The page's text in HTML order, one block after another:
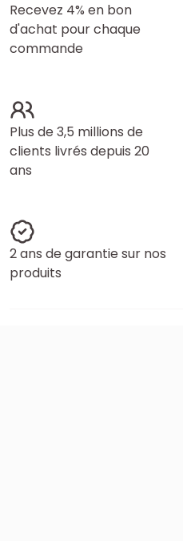
Recevez 4% en bon
d'achat pour chaque
commande
Plus de 3,5 millions de
clients livrés depuis 20
ans
2 ans de garantie sur nos
produits